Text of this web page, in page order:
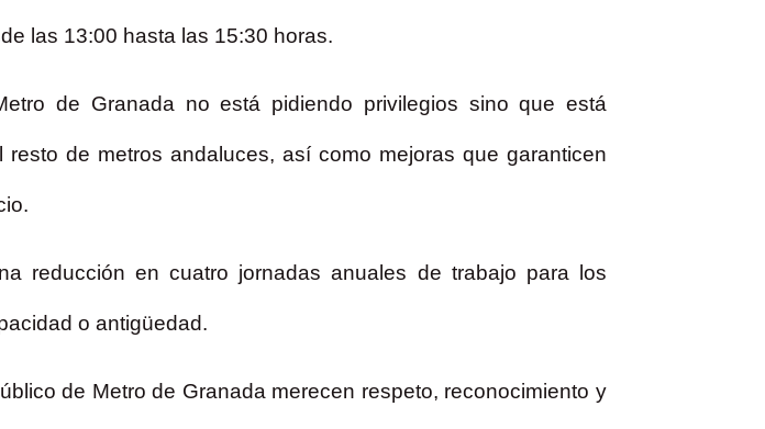
las 13:00 hasta las 15:30 horas.
de Granada no está pidiendo privilegios sino que está
de metros andaluces, así como mejoras que garanticen
reducción en cuatro jornadas anuales de trabajo para los
o antigüedad.
de Metro de Granada merecen respeto, reconocimiento y